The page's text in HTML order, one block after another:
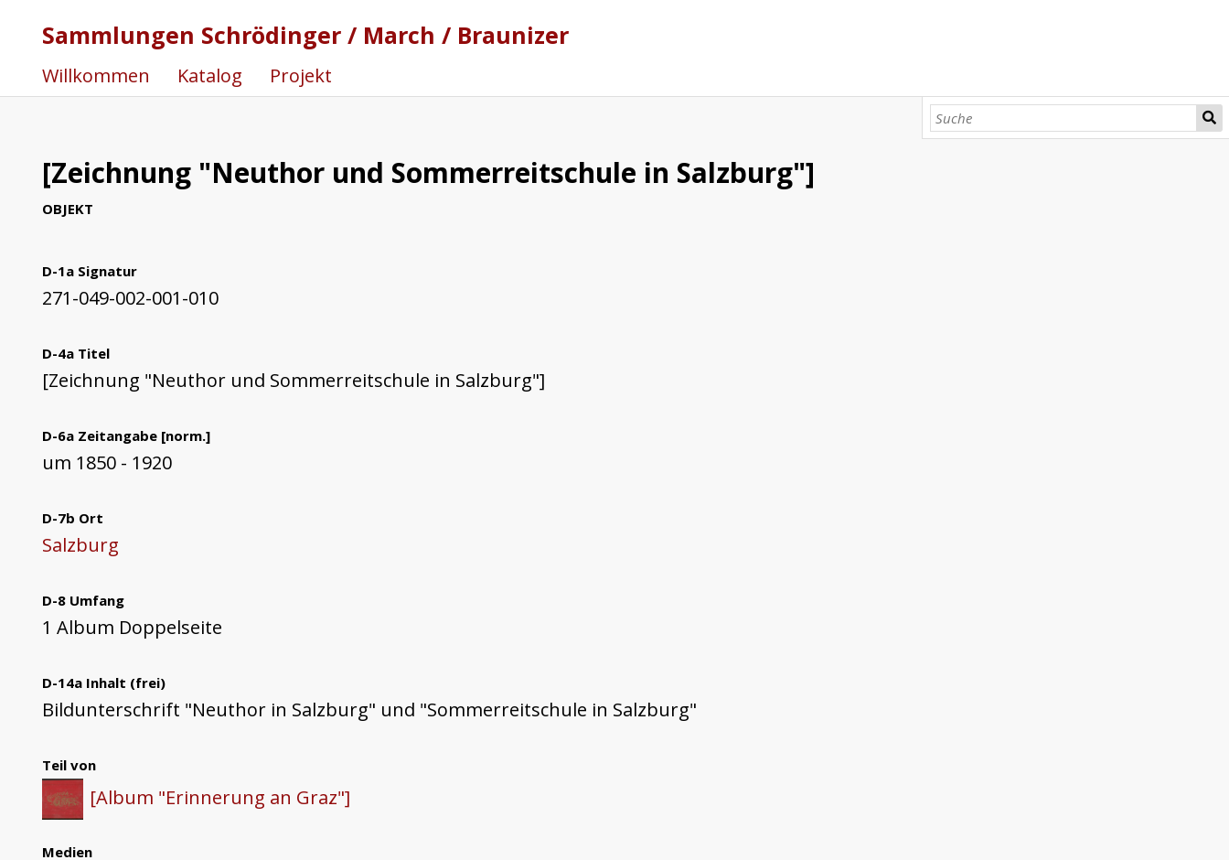
Sammlungen Schrödinger / March / Braunizer
Willkommen Katalog Projekt
[Zeichnung "Neuthor und Sommerreitschule in Salzburg"]
OBJEKT
D-1a Signatur
271-049-002-001-010
D-4a Titel
[Zeichnung "Neuthor und Sommerreitschule in Salzburg"]
D-6a Zeitangabe [norm.]
um 1850 - 1920
D-7b Ort
Salzburg
D-8 Umfang
1 Album Doppelseite
D-14a Inhalt (frei)
Bildunterschrift "Neuthor in Salzburg" und "Sommerreitschule in Salzburg"
Teil von
[Album "Erinnerung an Graz"]
Medien